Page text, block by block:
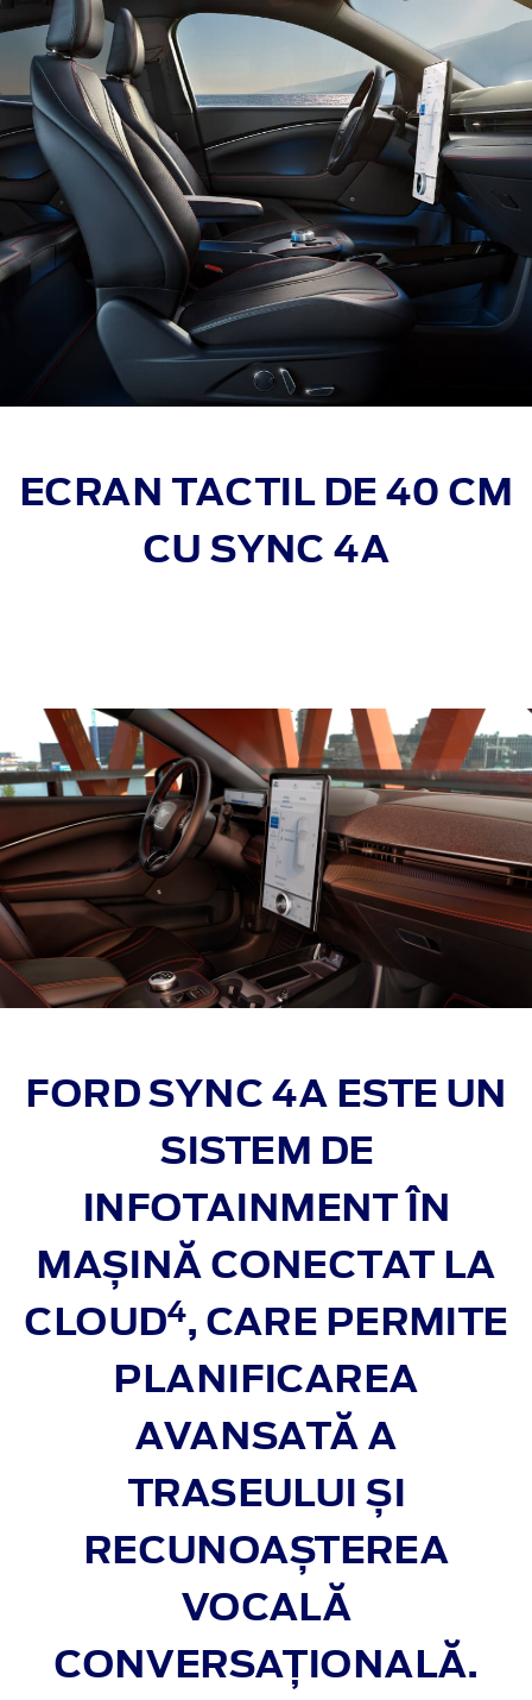
ECRAN TACTIL DE 40 CM
CU SYNC 4A
FORD SYNC 4A ESTE UN
SISTEM DE
INFOTAINMENT ÎN
MAȘINĂCONECTAT LA
CLOUD4, CARE PERMITE
PLANIFICAREA
AVANSATĂ A
TRASEULUI ȘI
RECUNOAȘTEREA
VOCALĂ
CONVERSAȚIONALĂ.